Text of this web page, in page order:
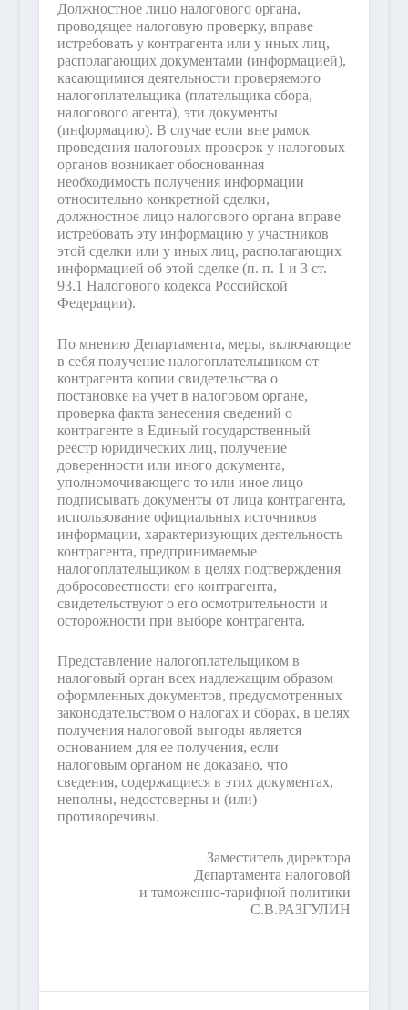
Должностное лицо налогового органа,
проводящее налоговую проверку, вправе
истребовать у контрагента или у иных лиц,
располагающих документами (информацией),
касающимися деятельности проверяемого
налогоплательщика (плательщика сбора,
налогового агента), эти документы
(информацию). В случае если вне рамок
проведения налоговых проверок у налоговых
органов возникает обоснованная
необходимость получения информации
относительно конкретной сделки,
должностное лицо налогового органа вправе
истребовать эту информацию у участников
этой сделки или у иных лиц, располагающих
информацией об этой сделке (п. п. 1 и 3 ст.
93.1 Налогового кодекса Российской
Федерации).
По мнению Департамента, меры, включающие
в себя получение налогоплательщиком от
контрагента копии свидетельства о
постановке на учет в налоговом органе,
проверка факта занесения сведений о
контрагенте в Единый государственный
реестр юридических лиц, получение
доверенности или иного документа,
уполномочивающего то или иное лицо
подписывать документы от лица контрагента,
использование официальных источников
информации, характеризующих деятельность
контрагента, предпринимаемые
налогоплательщиком в целях подтверждения
добросовестности его контрагента,
свидетельствуют о его осмотрительности и
осторожности при выборе контрагента.
Представление налогоплательщиком в
налоговый орган всех надлежащим образом
оформленных документов, предусмотренных
законодательством о налогах и сборах, в целях
получения налоговой выгоды является
основанием для ее получения, если
налоговым органом не доказано, что
сведения, содержащиеся в этих документах,
неполны, недостоверны и (или)
противоречивы.
Заместитель директора
Департамента налоговой
и таможенно-тарифной политики
С.В.РАЗГУЛИН